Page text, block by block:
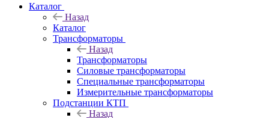
Каталог
Назад
Каталог
Трансформаторы
Назад
Трансформаторы
Силовые трансформаторы
Специальные трансформаторы
Измерительные трансформаторы
Подстанции КТП
Назад